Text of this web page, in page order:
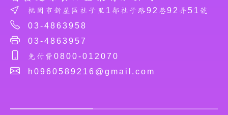
桃園市新屋區社子里1鄰社子路92巷92弄51號
03-4863958
03-4863957
免付費0800-012070
h0960589216@gmail.com